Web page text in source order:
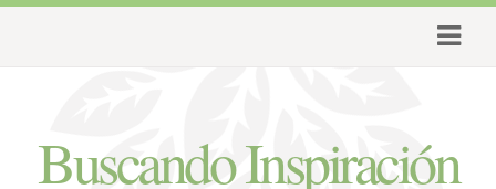
Buscando Inspiración